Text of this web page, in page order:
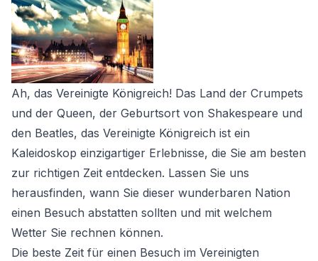
Ah, das Vereinigte Königreich! Das Land der Crumpets
und der Queen, der Geburtsort von Shakespeare und
den Beatles, das Vereinigte Königreich ist ein
Kaleidoskop einzigartiger Erlebnisse, die Sie am besten
zur richtigen Zeit entdecken. Lassen Sie uns
herausfinden, wann Sie dieser wunderbaren Nation
einen Besuch abstatten sollten und mit welchem
Wetter Sie rechnen können.
Die beste Zeit für einen Besuch im Vereinigten